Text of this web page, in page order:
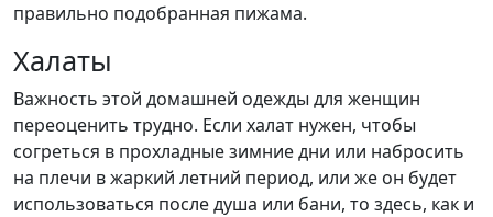
правильно подобранная пижама.
Халаты
Важность этой домашней одежды для женщин
переоценить трудно. Если халат нужен, чтобы
согреться в прохладные зимние дни или набросить
на плечи в жаркий летний период, или же он будет
использоваться после душа или бани, то здесь, как и